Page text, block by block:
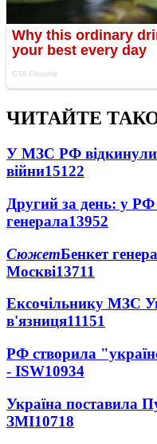
ЧИТАЙТЕ
У МЗС РФ відкинули
війни15122
Другий за день: у
генерала13952
СюжетБенкет
Москві13711
Ексочільнику МЗС
в'язниця11151
РФ створила
- ISW10934
Україна поставила
ЗМІ10718